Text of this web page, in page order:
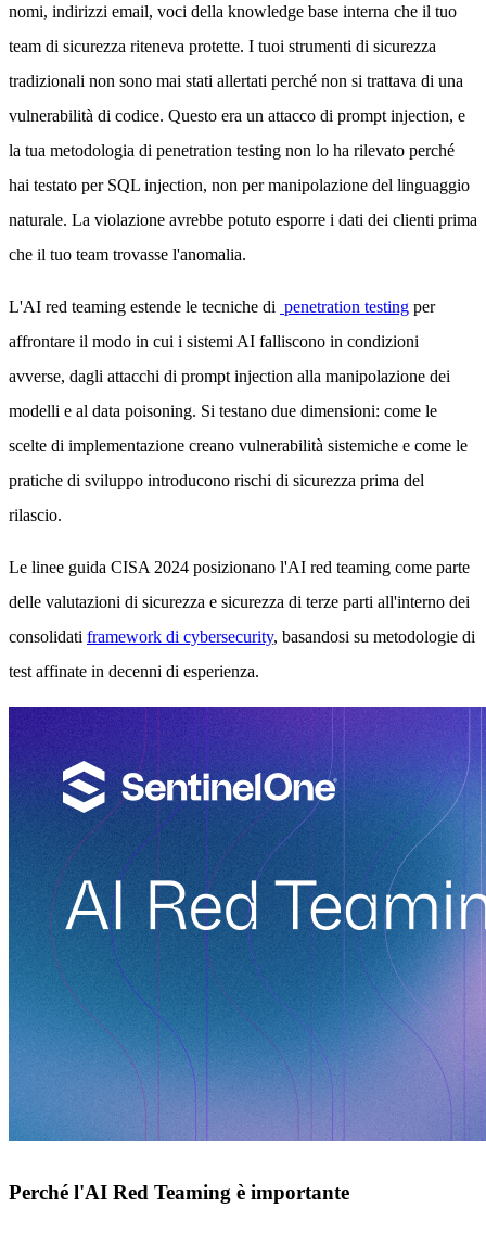
nomi, indirizzi email, voci della knowledge base interna che il tuo
team di sicurezza riteneva protette. I tuoi strumenti di sicurezza
tradizionali non sono mai stati allertati perché non si trattava di una
vulnerabilità di codice. Questo era un attacco di prompt injection, e
la tua metodologia di penetration testing non lo ha rilevato perché
hai testato per SQL injection, non per manipolazione del linguaggio
naturale. La violazione avrebbe potuto esporre i dati dei clienti prima
che il tuo team trovasse l'anomalia.
L'AI red teaming estende le tecniche di penetration testing per
affrontare il modo in cui i sistemi AI falliscono in condizioni
avverse, dagli attacchi di prompt injection alla manipolazione dei
modelli e al data poisoning. Si testano due dimensioni: come le
scelte di implementazione creano vulnerabilità sistemiche e come le
pratiche di sviluppo introducono rischi di sicurezza prima del
rilascio.
Le linee guida CISA 2024 posizionano l'AI red teaming come parte
delle valutazioni di sicurezza e sicurezza di terze parti all'interno dei
consolidati framework di cybersecurity, basandosi su metodologie di
test affinate in decenni di esperienza.
Perché l'AI Red Teaming è importante